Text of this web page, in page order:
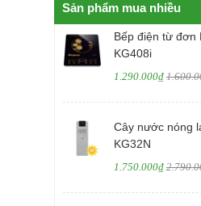
Sản phẩm mua nhiều
Bếp điện từ đơn
KG408i
1.290.000₫
Cây nước nóng
KG32N
1.750.000₫